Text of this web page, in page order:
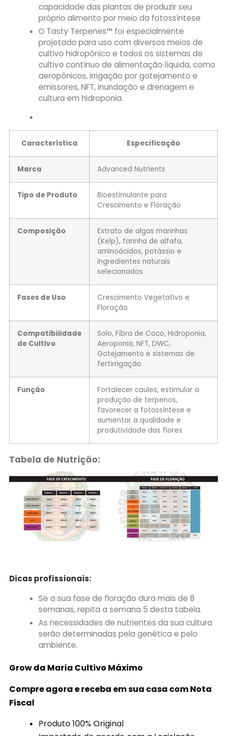
capacidade das plantas de produzir seu
próprio alimento por meio da fotossíntese
O Tasty Terpenes™ foi especialmente
projetado para uso com diversos meios de
cultivo hidropônico e todos os sistemas de
cultivo contínuo de alimentação líquida, como
aeropônicos, irrigação por gotejamento e
emissores, NFT, inundação e drenagem e
cultura em hidroponia.
Característica Especificação
Marca Advanced Nutrients
Tipo de Produto
Bioestimulante para
Crescimento e Floração
Composição
Extrato de algas marinhas
(Kelp), farinha de alfafa,
aminoácidos, potássio e
ingredientes naturais
selecionados
Fases de Uso
Crescimento Vegetativo e
Floração
Compatibilidade
de Cultivo
Solo, Fibra de Coco, Hidroponia,
Aeroponia, NFT, DWC,
Gotejamento e sistemas de
fertirrigação
Função
Fortalecer caules, estimular a
produção de terpenos,
favorecer a fotossíntese e
aumentar a qualidade e
produtividade das flores
Tabela de Nutrição:
Dicas profissionais:
Se a sua fase de floração dura mais de 8
semanas, repita a semana 5 desta tabela.
As necessidades de nutrientes da sua cultura
serão determinadas pela genética e pelo
ambiente.
Grow da Maria Cultivo Máximo
Compre agora e receba em sua casa com Nota
Fiscal
Produto 100% Original